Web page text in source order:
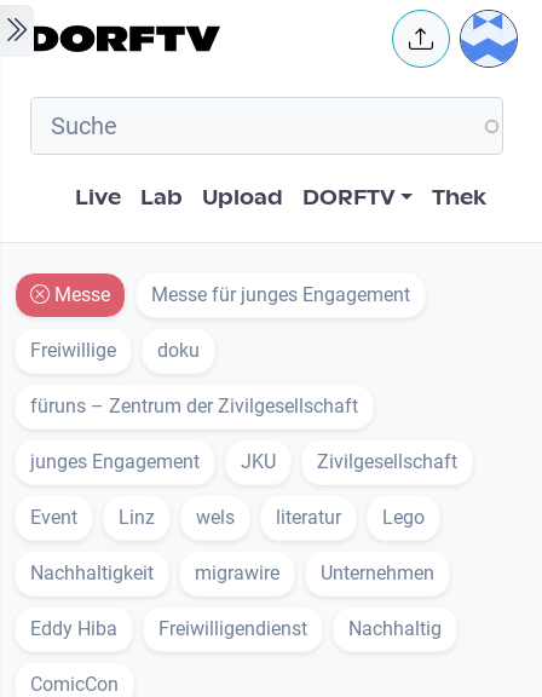
Skip to main content User
Hauptnavigation
Live Lab Upload DORFTV Thek
Messe Messe für junges Engagement
Freiwillige doku
füruns – Zentrum der Zivilgesellschaft
junges Engagement JKU Zivilgesellschaft
Event Linz wels literatur Lego
Nachhaltigkeit migrawire Unternehmen
Eddy Hiba Freiwilligendienst Nachhaltig
ComicCon